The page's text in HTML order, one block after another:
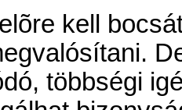
kell
többségi